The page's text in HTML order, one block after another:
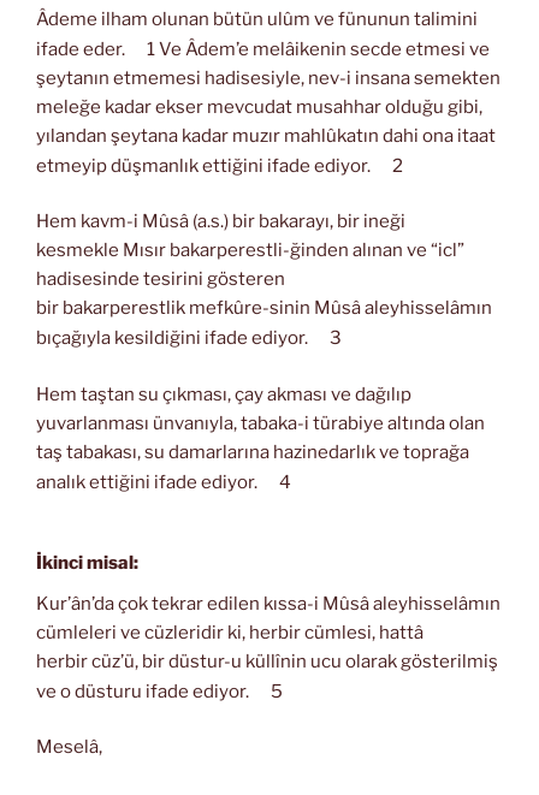
Âdeme ilham olunan bütün ulûm ve fünunun talimini
ifade eder.
1 Ve Âdem’e melâikenin secde etmesi ve
şeytanın etmemesi hadisesiyle, nev-i insana semekten
meleğe kadar ekser mevcudat musahhar olduğu gibi,
yılandan şeytana kadar muzır mahlûkatın dahi ona itaat
etmeyip düşmanlık ettiğini ifade ediyor.
2
Hem kavm-i Mûsâ (a.s.) bir bakarayı, bir ineği
kesmekle Mısır bakarperestli-ğinden alınan ve “icl”
hadisesinde tesirini gösteren
bir bakarperestlik mefkûre-sinin Mûsâ aleyhisselâmın
bıçağıyla kesildiğini ifade ediyor.
3
Hem taştan su çıkması, çay akması ve dağılıp
yuvarlanması ünvanıyla, tabaka-i türabiye altında olan
taş tabakası, su damarlarına hazinedarlık ve toprağa
analık ettiğini ifade ediyor.
4
İkinci misal:
Kur’ân’da çok tekrar edilen kıssa-i Mûsâ aleyhisselâmın
cümleleri ve cüzleridir ki, herbir cümlesi, hattâ
herbir cüz’ü, bir düstur-u küllînin ucu olarak gösterilmiş
ve o düsturu ifade ediyor.
5
Meselâ,